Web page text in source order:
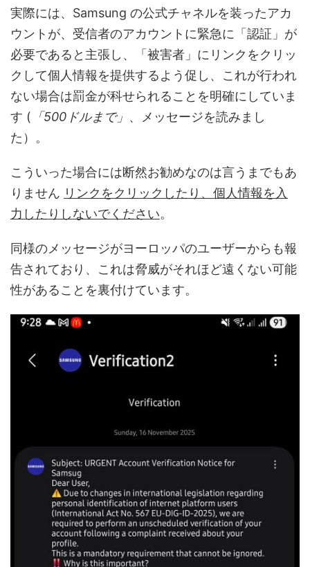
実際には、Samsung の公式チャネルを装ったアカ
ウントが、受信者のアカウントに緊急に「認証」が
必要であると主張し、「被害者」にリンクをクリッ
クして個人情報を提供するよう促し、これが行われ
ない場合は罰金が科せられることを明確にしていま
す ( 「500ドルまで」 、メッセージを読みまし
た）。
こういった場合には断然お勧めなのは言うまでもあ
りません リンクをクリックしたり、個人情報を入
力したりしないでください。
同様のメッセージがヨーロッパのユーザーからも報
告されており、これは脅威がそれほど遠くない可能
性があることを裏付けています。